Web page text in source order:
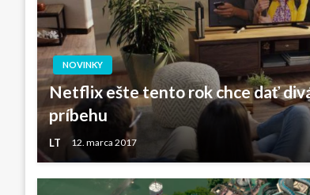
NOVINKY
Netflix ešte tento rok chce dať
príbehu
LT 12. marca 2017